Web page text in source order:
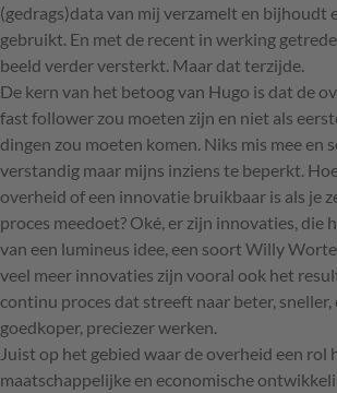
(gedrags)data van mij verzamelt en bijhoudt
gebruikt. En met de recent in werking
beeld verder versterkt. Maar dat terzijde.
De kern van het betoog van Hugo is dat de
fast follower zou moeten zijn en niet als
dingen zou moeten komen. Niks mis mee en
verstandig maar mijns inziens te beperkt.
overheid of een innovatie bruikbaar is als je
proces meedoet? Oké, er zijn innovaties, die
van een lumineus idee, een soort Willy
veel meer innovaties zijn vooral ook het
continu proces dat streeft naar beter, sneller,
goedkoper, preciezer werken.
Juist op het gebied waar de overheid een rol
maatschappelijke en economische